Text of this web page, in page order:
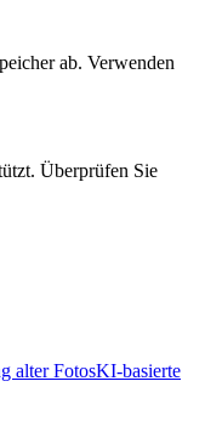
ab. Verwenden
Überprüfen Sie
alter FotosKI-basierte